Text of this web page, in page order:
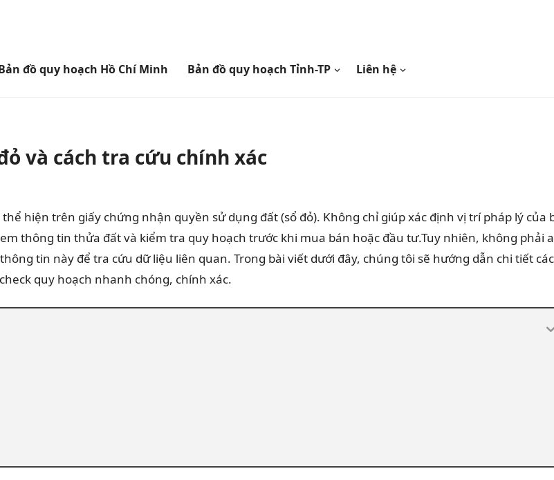
đồ quy hoạch Hồ Chí Minh Bản đồ quy hoạch Tỉnh-TP Liên hệ
và cách tra cứu chính xác
hiện trên giấy chứng nhận quyền sử dụng đất (sổ đỏ). Không chỉ giúp xác định vị trí pháp lý của
thông tin thửa đất và kiểm tra quy hoạch trước khi mua bán hoặc đầu tư.Tuy nhiên, không phải
tin này để tra cứu dữ liệu liên quan. Trong bài viết dưới đây, chúng tôi sẽ hướng dẫn chi tiết
quy hoạch nhanh chóng, chính xác.